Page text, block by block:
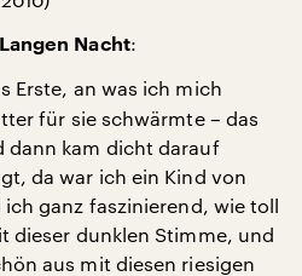
Nacht:
Erste, an was ich mich
für sie schwärmte – das
dann kam dicht darauf
da war ich ein Kind von
ich ganz faszinierend, wie toll
dieser dunklen Stimme, und
aus mit diesen riesigen